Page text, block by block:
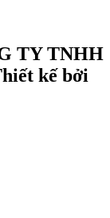
TY TNHH
kế bởi